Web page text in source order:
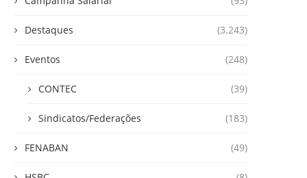
Destaques (3.243)
Eventos (248)
CONTEC (39)
Sindicatos/Federações (183)
FENABAN (49)